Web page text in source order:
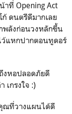
าที่ Opening Act
ดนตรีดีมากเลย
พลังก่อนวงหลักขึ้น
ว้แหกปากตอนทูดอร์
งหอปลอดภัยดี
เกรงใจ :)
ณที่วางแผนได้ดี